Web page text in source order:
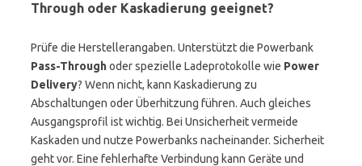
Through oder Kaskadierung geeignet?
Prüfe die Herstellerangaben. Unterstützt die Powerbank
Pass-Throughoder spezielle Ladeprotokolle wie Power
Delivery? Wenn nicht, kann Kaskadierung zu
Abschaltungen oder Überhitzung führen. Auch gleiches
Ausgangsprofil ist wichtig. Bei Unsicherheit vermeide
Kaskaden und nutze Powerbanks nacheinander. Sicherheit
geht vor. Eine fehlerhafte Verbindung kann Geräte und